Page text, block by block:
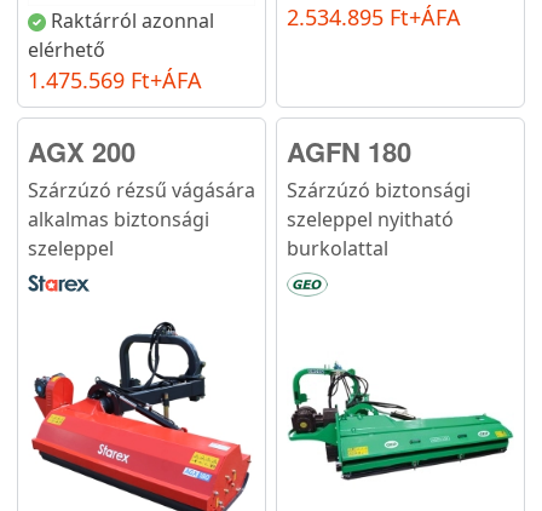
Raktárról azonnal
elérhető
1.475.569 Ft+ÁFA
2.534.895 Ft+ÁFA
AGX 200
Szárzúzó rézsű vágására
alkalmas biztonsági
szeleppel
AGFN 180
Szárzúzó biztonsági
szeleppel nyitható
burkolattal